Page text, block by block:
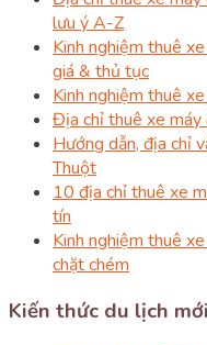
lưu ý A-Z
Kinh nghiệm thuê
giá & thủ tục
Kinh nghiệm thuê
Địa chỉ thuê xe
Hướng dẫn, địa chỉ
Thuột
10 địa chỉ thuê xe
tín
Kinh nghiệm thuê
chặt chém
Kiến thức du lịch mới